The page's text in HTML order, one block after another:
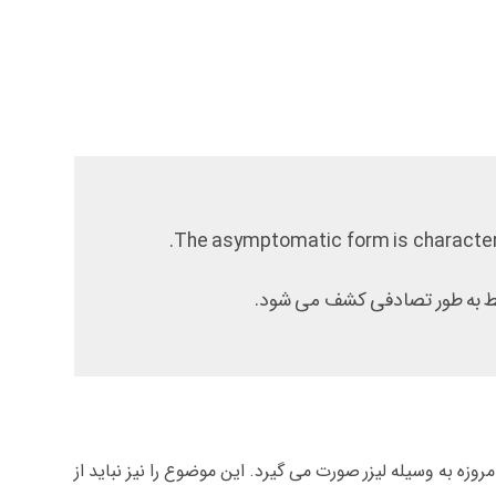
The asymptomatic form is
به طور تصادفی کشف می شود.
به وسیله لیزر صورت می گیرد. این موضوع را نیز نباید از